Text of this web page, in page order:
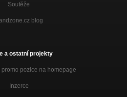
Soutěže
blog
a ostatní projekty
promo pozice na homepage
Inzerce